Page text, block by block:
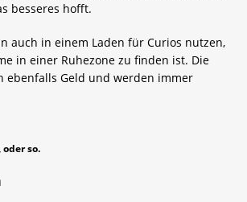
besseres hofft.
auch in einem Laden für Curios nutzen,
in einer Ruhezone zu finden ist. Die
ebenfalls Geld und werden immer
oder so.